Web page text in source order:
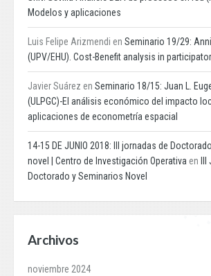
Modelos y aplicaciones
Luis Felipe Arizmendi en Seminario 19/29:
(UPV/EHU). Cost-Benefit analysis in
Javier Suárez en Seminario 18/15: Juan L.
(ULPGC)-El análisis económico del impacto
aplicaciones de econometría espacial
14-15 DE JUNIO 2018: III jornadas de
novel | Centro de Investigación Operativa en
Doctorado y Seminarios Novel
Archivos
noviembre 2024